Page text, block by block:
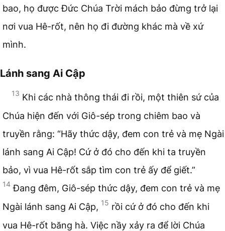
bao, họ được Đức Chúa Trời mách bảo đừng trở lại
nơi vua Hê-rốt, nên họ đi đường khác mà về xứ
mình.
Lánh sang Ai Cập
13 Khi các nhà thông thái đi rồi, một thiên sứ của
Chúa hiện đến với Giô-sép trong chiêm bao và
truyền rằng: “Hãy thức dậy, đem con trẻ và mẹ Ngài
lánh sang Ai Cập! Cứ ở đó cho đến khi ta truyền
bảo, vì vua Hê-rốt sắp tìm con trẻ ấy để giết.”
14 Đang đêm, Giô-sép thức dậy, đem con trẻ và mẹ
Ngài lánh sang Ai Cập, 15 rồi cứ ở đó cho đến khi
vua Hê-rốt băng hà. Việc nầy xảy ra để lời Chúa